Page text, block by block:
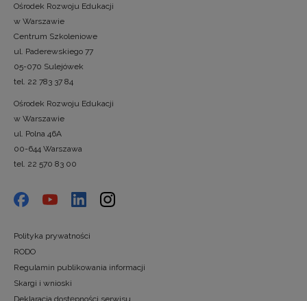
Ośrodek Rozwoju Edukacji
w Warszawie
Centrum Szkoleniowe
ul. Paderewskiego 77
05-070 Sulejówek
tel. 22 783 37 84
Ośrodek Rozwoju Edukacji
w Warszawie
ul. Polna 46A
00-644 Warszawa
tel. 22 570 83 00
Polityka prywatności
RODO
Regulamin publikowania informacji
Skargi i wnioski
Deklaracja dostępności serwisu